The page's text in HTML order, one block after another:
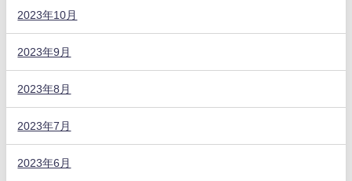
2023年10月
2023年9月
2023年8月
2023年7月
2023年6月